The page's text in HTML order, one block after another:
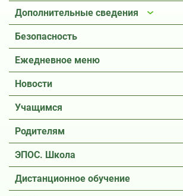
Дополнительные сведения
Безопасность
Ежедневное меню
Новости
Учащимся
Родителям
ЭПОС. Школа
Дистанционное обучение